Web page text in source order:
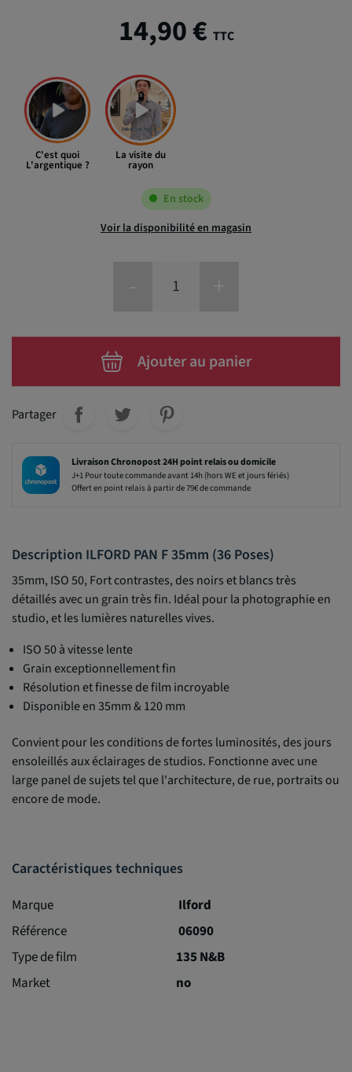
14,90 € TTC
C'est quoi
L'argentique ?
La visite du
rayon
En stock
Voir la disponibilité en magasin
Ajouter au panier
Partager
Livraison Chronopost 24H point relais ou domicile
J+1 Pour toute commande avant 14h (hors WE et jours fériés)
Offert en point relais à partir de 79€ de commande
Description ILFORD PAN F 35mm (36 Poses)
35mm, ISO 50, Fort contrastes, des noirs et blancs très
détaillés avec un grain très fin. Idéal pour la photographie en
studio, et les lumières naturelles vives.
ISO 50 à vitesse lente
Grain exceptionnellement fin
Résolution et finesse de film incroyable
Disponible en 35mm & 120 mm
Convient pour les conditions de fortes luminosités, des jours
ensoleillés aux éclairages de studios. Fonctionne avec une
large panel de sujets tel que l'architecture, de rue, portraits ou
encore de mode.
Caractéristiques techniques
Marque
Ilford
Référence
06090
Type de film
135 N&B
Market
no